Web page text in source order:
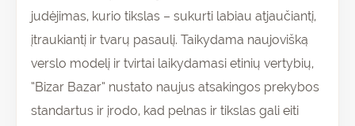
judėjimas, kurio tikslas – sukurti labiau atjaučiantį,
įtraukiantį ir tvarų pasaulį. Taikydama naujovišką
verslo modelį ir tvirtai laikydamasi etinių vertybių,
“Bizar Bazar” nustato naujus atsakingos prekybos
standartus ir įrodo, kad pelnas ir tikslas gali eiti